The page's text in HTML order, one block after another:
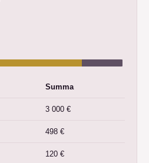
Summa
3 000 €
498 €
120 €